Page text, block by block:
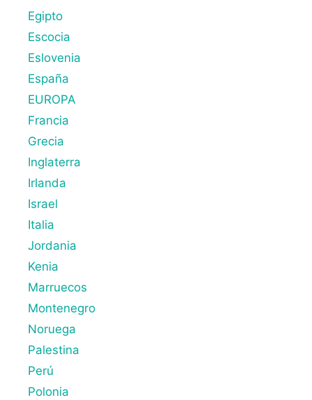
Egipto
Escocia
Eslovenia
España
EUROPA
Francia
Grecia
Inglaterra
Irlanda
Israel
Italia
Jordania
Kenia
Marruecos
Montenegro
Noruega
Palestina
Perú
Polonia